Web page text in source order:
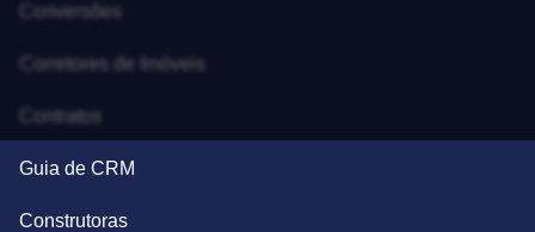
Conversões
Corretores de Imóveis
Contratos
Guia de CRM
Construtoras